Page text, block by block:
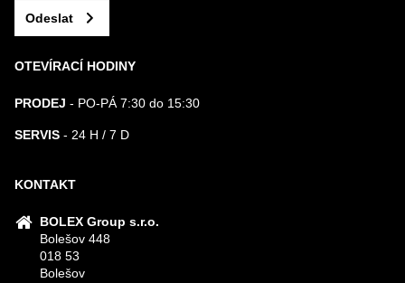
Odeslat
OTEVÍRACÍ HODINY
PRODEJ - PO-PÁ 7:30 do 15:30
SERVIS - 24 H / 7 D
KONTAKT
BOLEX Group s.r.o.
Bolešov 448
018 53
Bolešov